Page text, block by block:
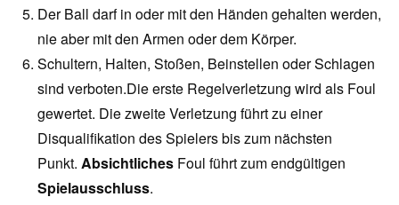
Der Ball darf in oder mit den Händen gehalten werden,
nie aber mit den Armen oder dem Körper.
Schultern, Halten, Stoßen, Beinstellen oder Schlagen
sind verboten.Die erste Regelverletzung wird als Foul
gewertet. Die zweite Verletzung führt zu einer
Disqualifikation des Spielers bis zum nächsten
Punkt. Absichtliches Foul führt zum endgültigen
Spielausschluss.